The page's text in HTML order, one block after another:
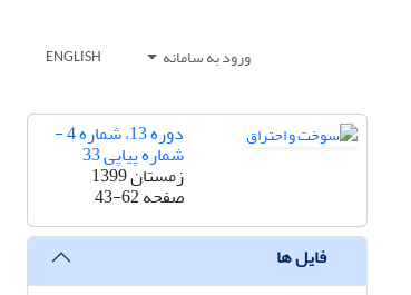
ورود به سامانه ENGLISH
دوره 13، شماره 4 -
شماره پیاپی 33
زمستان 1399
صفحه43-62
فایل ها